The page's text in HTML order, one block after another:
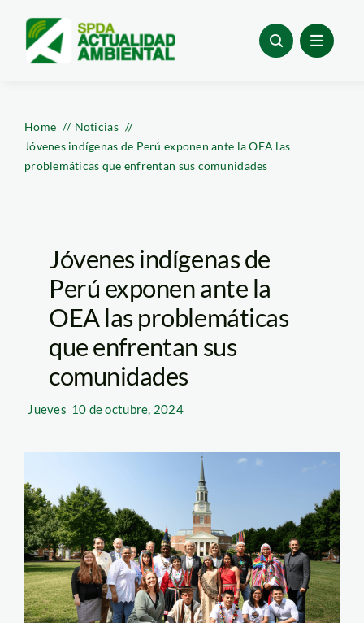
content
Home
Noticias
Jóvenes indígenas de Perú exponen ante la OEA las
problemáticas que enfrentan sus comunidades
Jóvenes indígenas de
Perú exponen ante la
OEA las problemáticas
que enfrentan sus
comunidades
Jueves 10 de octubre, 2024